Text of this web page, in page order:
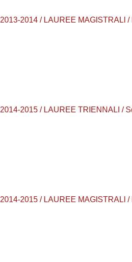
2014 / LAUREE MAGISTRALI
2015 / LAUREE TRIENNALI /
2015 / LAUREE MAGISTRALI